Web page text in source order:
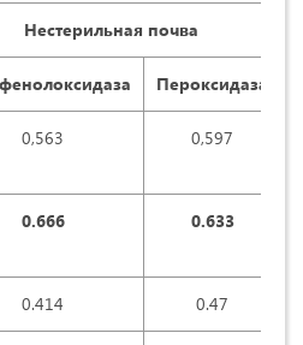
Нестерильная почва
Пероксидаза
0,563 0,597
0.666 0.633
0.414 0.47